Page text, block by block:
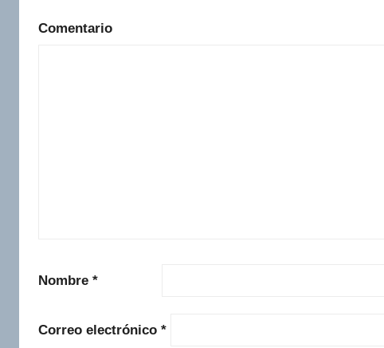
Comentario
Nombre *
Correo electrónico *